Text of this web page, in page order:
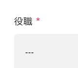
役職 *